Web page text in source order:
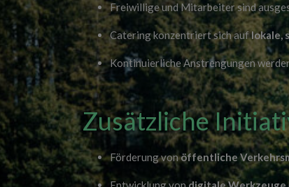
Freiwillige und Mitarbeiter sind
Catering konzentriert sich auflokale,
Kontinuierliche Anstrengungen
Zusätzliche
Förderung vonöffentliche